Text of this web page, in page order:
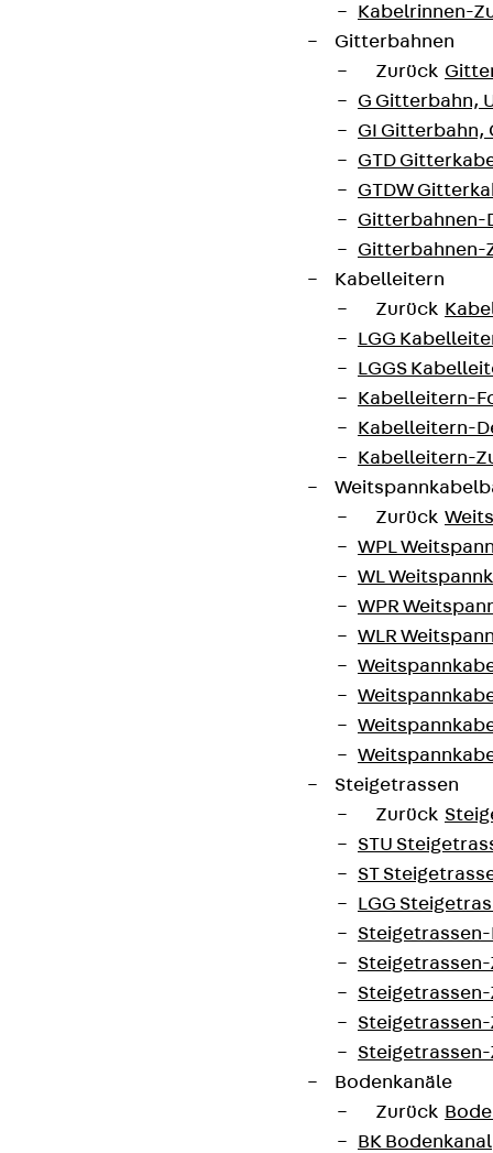
Kabelrinnen-
Gitterbahnen
Zurück
G Gitterbahn,
GI Gitterbahn,
GTD
GTDW
Gitterbahnen-
Gitterbahnen-
Kabelleitern
Zurück
LGG
LGGS
Kabelleitern-
Kabelleitern-
Kabelleitern-
Zurück
WPL
WL
WPR
WLR
Steigetrassen
Zurück
STU
ST
LGG
Steigetrassen-
Steigetrassen-
Steigetrassen-
Steigetrassen-
Bodenkanäle
Zurück
BK Bodenkanal